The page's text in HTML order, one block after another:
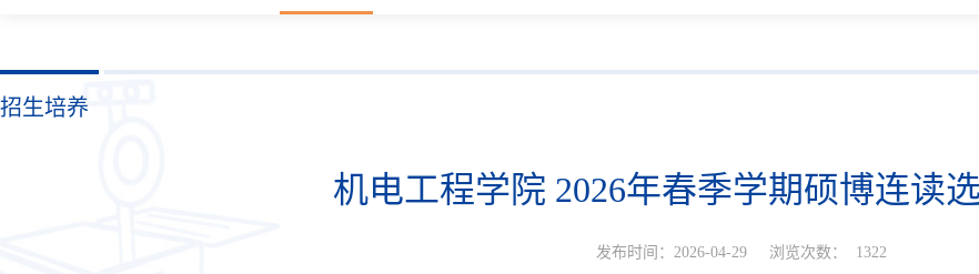
招生培养
机电工程学院 2026年春季学期硕博连读
发布时间：2026-04-29 浏览次数： 1322